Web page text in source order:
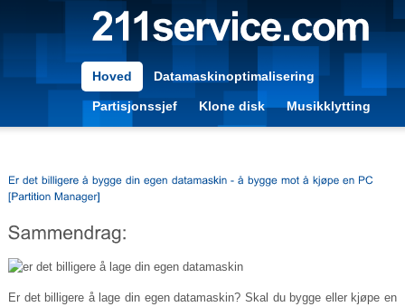
Hoved Datamaskinoptimalisering
Partisjonssjef Klone disk Musikklytting
Er det billigere å lage din egen datamaskin? Skal du bygge eller kjøpe en